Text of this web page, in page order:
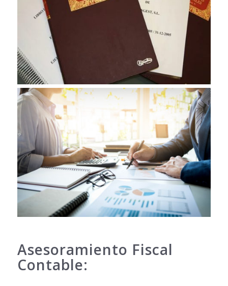
Asesoramiento Fiscal
Contable: